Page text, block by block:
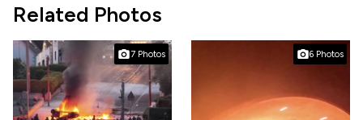
Related Photos
7 Photos 6 Photos